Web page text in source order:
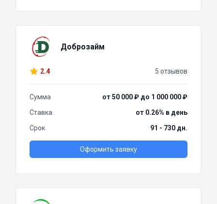
Доброзайм
2.4 5 отзывов
Сумма
от 50 000 ₽ до 1 000 000 ₽
Ставка
от 0.26% в день
Срок
91 - 730 дн.
Оформить заявку